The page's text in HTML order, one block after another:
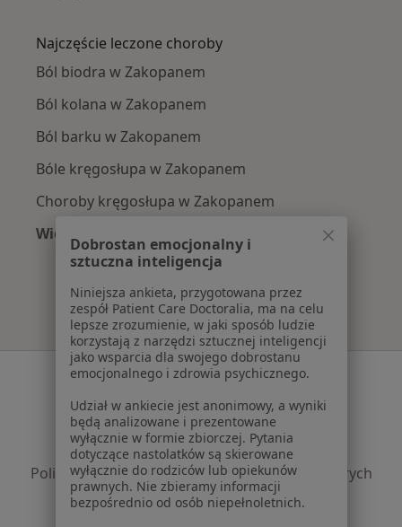
Najczęście leczone choroby
Ból biodra w Zakopanem
Ból kolana w Zakopanem
Ból barku w Zakopanem
Bóle kręgosłupa w Zakopanem
Choroby kręgosłupa w Zakopanem
Więcej (15)
Więcej w kategorii: Najczęście leczone
Serwis
Regulamin
Polityka prywatności pacjentów
Polityka prywatności profesjonalistów
Polityka prywatności dla profesjonalistów, których
dane pozyskaliśmy samodzielnie
Polityka cookies
Dobrostan emocjonalny i
sztuczna inteligencja
Niniejsza ankieta, przygotowana przez
zespół Patient Care Doctoralia, ma na celu
lepsze zrozumienie, w jaki sposób ludzie
korzystają z narzędzi sztucznej inteligencji
jako wsparcia dla swojego dobrostanu
emocjonalnego i zdrowia psychicznego.
Udział w ankiecie jest anonimowy, a wyniki
będą analizowane i prezentowane
wyłącznie w formie zbiorczej. Pytania
dotyczące nastolatków są skierowane
wyłącznie do rodziców lub opiekunów
prawnych. Nie zbieramy informacji
bezpośrednio od osób niepełnoletnich.